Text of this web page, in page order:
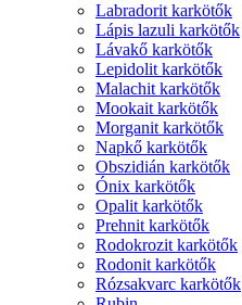
Labradorit karkötők
Lápis lazuli karkötők
Lávakő karkötők
Lepidolit karkötők
Malachit karkötők
Mookait karkötők
Morganit karkötők
Napkő karkötők
Obszidián karkötők
Ónix karkötők
Opalit karkötők
Prehnit karkötők
Rodokrozit karkötők
Rodonit karkötők
Rózsakvarc karkötők